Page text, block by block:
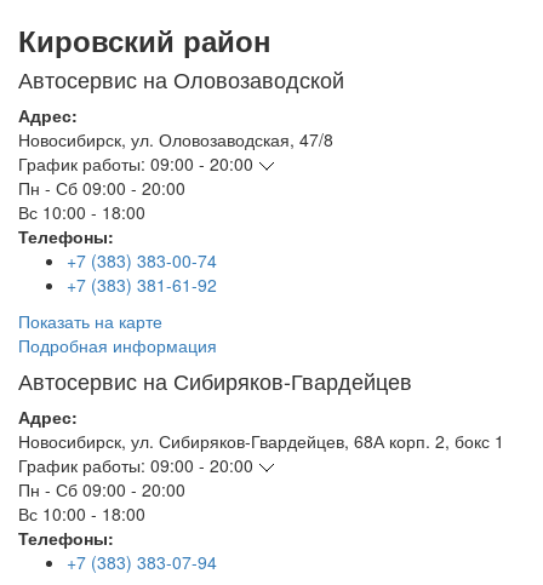
Кировский район
Автосервис на Оловозаводской
Адрес:
Новосибирск, ул. Оловозаводская, 47/8
График работы: 09:00 - 20:00
Пн - Сб 09:00 - 20:00
Вс 10:00 - 18:00
Телефоны:
+7 (383) 383-00-74
+7 (383) 381-61-92
Показать на карте
Подробная информация
Автосервис на Сибиряков-Гвардейцев
Адрес:
Новосибирск, ул. Сибиряков-Гвардейцев, 68А корп. 2, бокс 1
График работы: 09:00 - 20:00
Пн - Сб 09:00 - 20:00
Вс 10:00 - 18:00
Телефоны:
+7 (383) 383-07-94